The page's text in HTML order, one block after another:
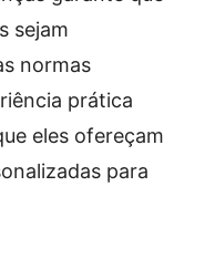
sejam
normas
prática
eles ofereçam
para